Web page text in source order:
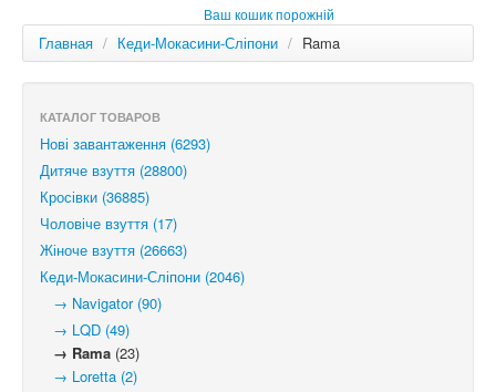
РОС
Ваш кошик порожній
Главная / Кеди-Мокасини-Сліпони / Rama
КАТАЛОГ ТОВАРОВ
Нові завантаження (6293)
Дитяче взуття (28800)
Кросівки (36885)
Чоловіче взуття (17)
Жіноче взуття (26663)
Кеди-Мокасини-Сліпони (2046)
→ Navigator (90)
→ LQD (49)
→ Rama (23)
→ Loretta (2)